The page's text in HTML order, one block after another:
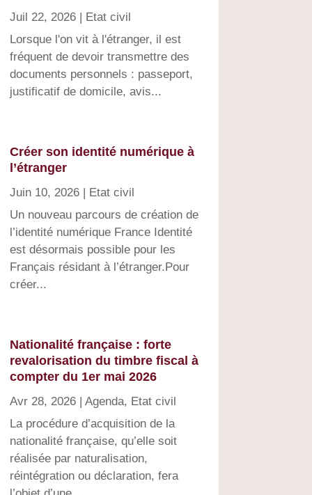
Juil 22, 2026| Etat civil
Lorsque l'on vit à l'étranger, il est
fréquent de devoir transmettre des
documents personnels : passeport,
justificatif de domicile, avis...
Créer son identité numérique à
l’étranger
Juin 10, 2026| Etat civil
Un nouveau parcours de création de
l’identité numérique France Identité
est désormais possible pour les
Français résidant à l’étranger.Pour
créer...
Nationalité française : forte
revalorisation du timbre fiscal à
compter du 1er mai 2026
Avr 28, 2026| Agenda, Etat civil
La procédure d’acquisition de la
nationalité française, qu’elle soit
réalisée par naturalisation,
réintégration ou déclaration, fera